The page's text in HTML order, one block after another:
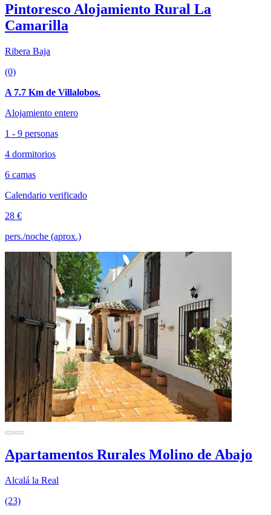
Pintoresco Alojamiento Rural La
Camarilla
Ribera Baja
(0)
A 7.7 Km de Villalobos.
Alojamiento entero
1 - 9 personas
4 dormitorios
6 camas
Calendario verificado
28 €
pers./noche (aprox.)
Apartamentos Rurales Molino de Abajo
Alcalá la Real
(23)